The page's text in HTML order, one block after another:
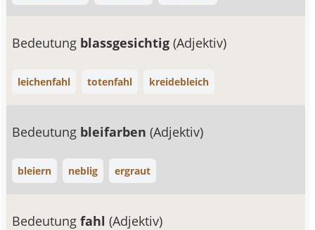
Bedeutung blassgesichtig(Adjektiv)
leichenfahl totenfahl kreidebleich
Bedeutung bleifarben(Adjektiv)
bleiern neblig ergraut
Bedeutungfahl(Adjektiv)